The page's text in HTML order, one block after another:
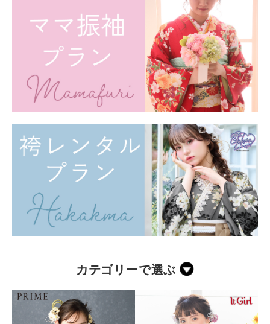
カテゴリーで選ぶ